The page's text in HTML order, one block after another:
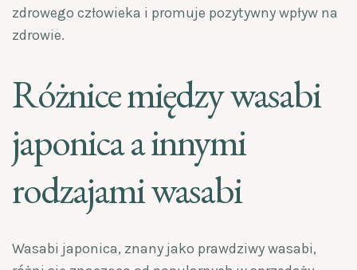
zdrowego człowieka i promuje pozytywny wpływ na
zdrowie.
Różnice między wasabi
japonica a innymi
rodzajami wasabi
Wasabi japonica, znany jako prawdziwy wasabi,